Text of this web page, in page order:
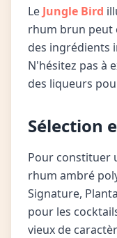
Le Jungle Bird
rhum brun peut
des ingrédients
N'hésitez pas à
des liqueurs
Sélection
Pour constituer
rhum ambré
Signature,
pour les
vieux de